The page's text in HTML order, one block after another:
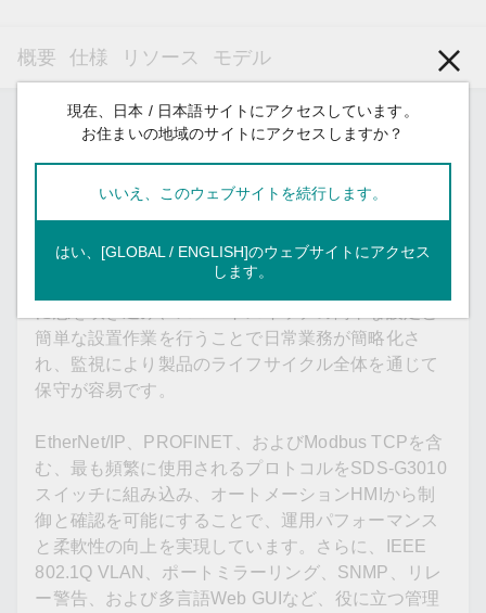
概要 仕様 リソース モデル
製品紹介
SDS-G3010スマートイーサネットスイッチは、IAエ
インダストリー4.0のビジョンに準拠するための理想
的な製品です。マシンやコントロールキャビネット
簡単な設置作業を行うことで日常業務が簡略化さ
れ、監視により製品のライフサイクル全体を通じて
保守が容易です。
EtherNet/IP、PROFINET、およびModbus TCPを含
む、最も頻繁に使用されるプロトコルをSDS-G3010
スイッチに組み込み、オートメーションHMIから制
御と確認を可能にすることで、運用パフォーマンス
と柔軟性の向上を実現しています。さらに、IEEE
802.1Q VLAN、ポートミラーリング、SNMP、リレ
ー警告、および多言語Web GUIなど、役に立つ管理
現在、日本 / 日本語サイトにアクセスしています。
お住まいの地域のサイトにアクセスしますか？
いいえ、このウェブサイトを続行します。
はい、[GLOBAL / ENGLISH]のウェブサイトにアクセス
します。